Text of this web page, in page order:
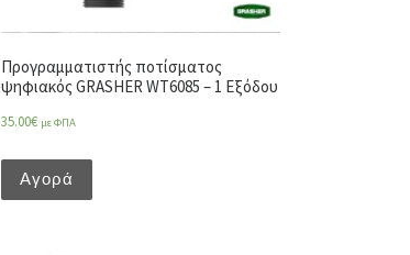
Προγραμματιστής ποτίσματος
ψηφιακός GRASHER WT6085 – 1 Εξόδου
35.00€ με ΦΠΑ
Αγορά